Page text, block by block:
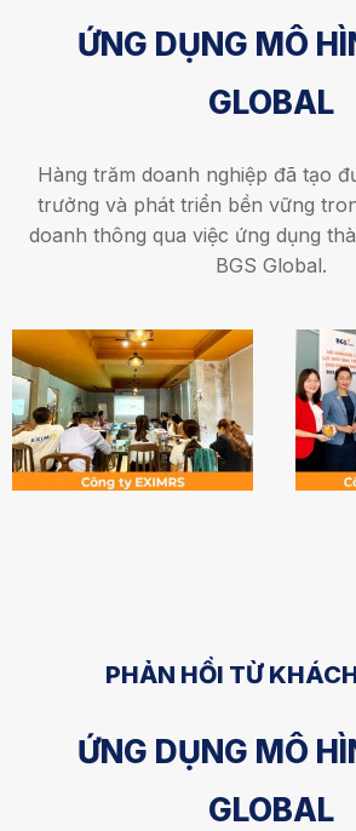
ỨNG DỤNG MÔ
GLOBAL
Hàng trăm doanh nghiệp đã tạo
trưởng và phát triển bền vững
doanh thông qua việc ứng dụng
BGS Global.
PHẢN HỒI TỪ
ỨNG DỤNG MÔ
GLOBAL